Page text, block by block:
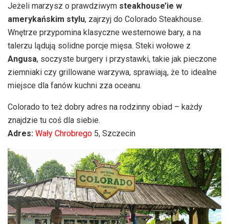
Jeżeli marzysz o prawdziwym steakhouse’ie w
amerykańskim stylu, zajrzyj do Colorado Steakhouse.
Wnętrze przypomina klasyczne westernowe bary, a na
talerzu lądują solidne porcje mięsa. Steki wołowe z
Angusa, soczyste burgery i przystawki, takie jak pieczone
ziemniaki czy grillowane warzywa, sprawiają, że to idealne
miejsce dla fanów kuchni zza oceanu.
Colorado to też dobry adres na rodzinny obiad – każdy
znajdzie tu coś dla siebie.
Adres: Wały Chrobrego 5, Szczecin